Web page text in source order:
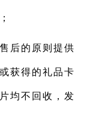
后的原则提供
获得的礼品卡
均不回收，发